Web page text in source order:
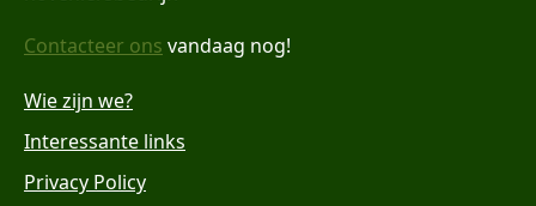
Contacteer ons vandaag nog!
Wie zijn we?
Interessante links
Privacy Policy